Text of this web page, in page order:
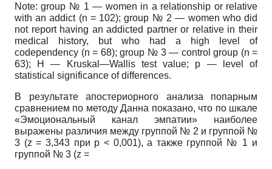
Note: group № 1 — women in a relationship or relative
with an addict (n = 102); group № 2 — women who did
not report having an addicted partner or relative in their
medical history, but who had a high level of
codependency (n = 68); group № 3 — control group (n =
63); H — Kruskal—Wallis test value; p — level of
statistical significance of differences.
В результате апостериорного анализа попарным
сравнением по методу Данна показано, что по шкале
«Эмоциональный канал эмпатии» наиболее
выражены различия между группой № 2 и группой №
3 (z = 3,343 при p < 0,001), а также группой № 1 и
группой № 3 (z =